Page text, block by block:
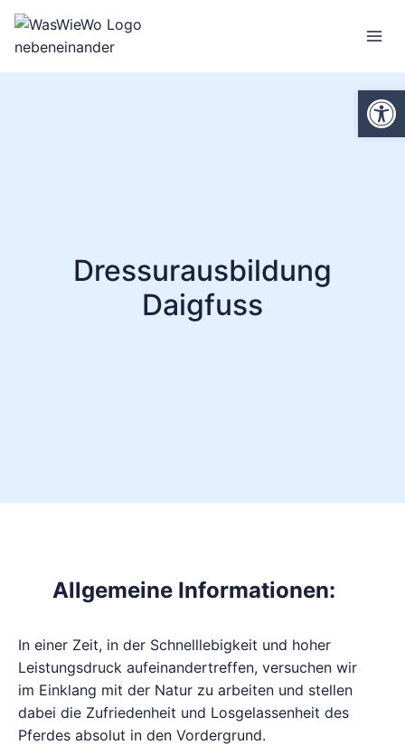
Zum
Inhalt
springen
Dressurausbildung
Daigfuss
Allgemeine Informationen:
In einer Zeit, in der Schnelllebigkeit und hoher
Leistungsdruck aufeinandertreffen, versuchen wir
im Einklang mit der Natur zu arbeiten und stellen
dabei die Zufriedenheit und Losgelassenheit des
Pferdes absolut in den Vordergrund.